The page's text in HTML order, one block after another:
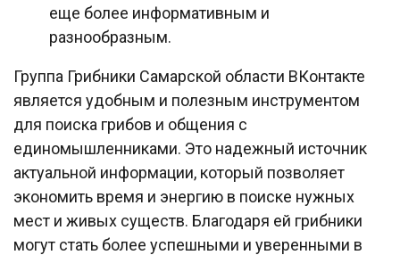
еще более информативным и
разнообразным.
Группа Грибники Самарской области ВКонтакте
является удобным и полезным инструментом
для поиска грибов и общения с
единомышленниками. Это надежный источник
актуальной информации, который позволяет
экономить время и энергию в поиске нужных
мест и живых существ. Благодаря ей грибники
могут стать более успешными и уверенными в